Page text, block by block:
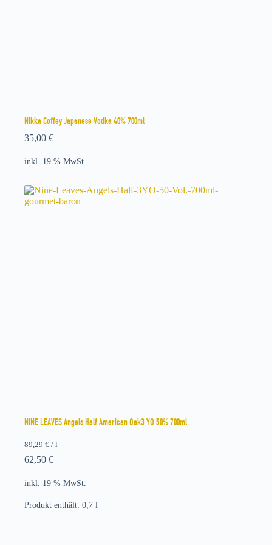
Nikka Coffey Japanese Vodka 40% 700ml
35,00 €
inkl. 19 % MwSt.
NINE LEAVES Angels Half American Oak3 YO 50% 700ml
89,29 € / l
62,50 €
inkl. 19 % MwSt.
Produkt enthält: 0,7 l